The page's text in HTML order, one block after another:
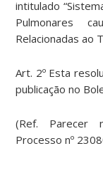
intitulado
Pulmonares
Relacionadas ao
Art. 2º Esta
publicação no
(Ref. Parecer
Processo nº